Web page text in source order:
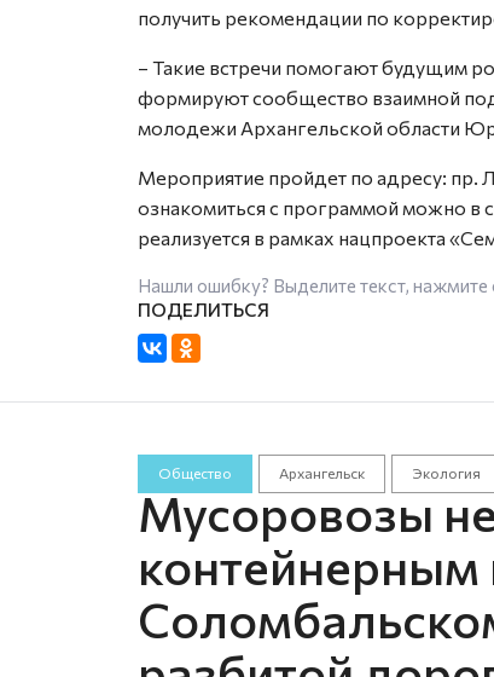
получить рекомендации по
– Такие встречи помогают будущим
формируют сообщество взаимной
молодежи Архангельской области
Мероприятие пройдет по адресу: пр.
ознакомиться с программой можно в
реализуется в рамках нацпроекта
Нашли ошибку? Выделите текст, нажмите
Общество Архангельск Экология
Мусоровозы не